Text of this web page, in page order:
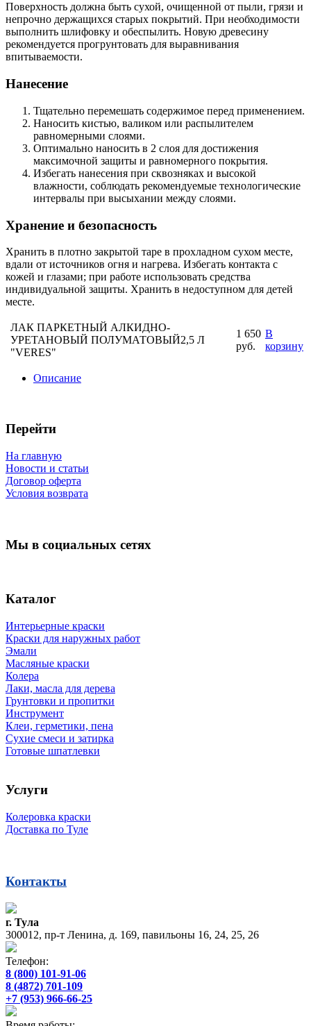
Поверхность должна быть сухой, очищенной от пыли, грязи и
непрочно держащихся старых покрытий. При необходимости
выполнить шлифовку и обеспылить. Новую древесину
рекомендуется прогрунтовать для выравнивания
впитываемости.
Нанесение
Тщательно перемешать содержимое перед применением.
Наносить кистью, валиком или распылителем
равномерными слоями.
Оптимально наносить в 2 слоя для достижения
максимочной защиты и равномерного покрытия.
Избегать нанесения при сквозняках и высокой
влажности, соблюдать рекомендуемые технологические
интервалы при высыхании между слоями.
Хранение и безопасность
Хранить в плотно закрытой таре в прохладном сухом месте,
вдали от источников огня и нагрева. Избегать контакта с
кожей и глазами; при работе использовать средства
индивидуальной защиты. Хранить в недоступном для детей
месте.
ЛАК ПАРКЕТНЫЙ АЛКИДНО-
УРЕТАНОВЫЙ ПОЛУМАТОВЫЙ2,5 Л
"VERES"
1 650
руб.
В
корзину
Описание
Перейти
На главную
Новости и статьи
Договор оферта
Условия возврата
Мы в социальных сетях
Каталог
Интерьерные краски
Краски для наружных работ
Эмали
Масляные краски
Колера
Лаки, масла для дерева
Грунтовки и пропитки
Инструмент
Клеи, герметики, пена
Сухие смеси и затирка
Готовые шпатлевки
Услуги
Колеровка краски
Доставка по Туле
Контакты
г. Тула
300012, пр-т Ленина, д. 169, павильоны 16, 24, 25, 26
Телефон:
8 (800) 101-91-06
8 (4872) 701-109
+7 (953) 966-66-25